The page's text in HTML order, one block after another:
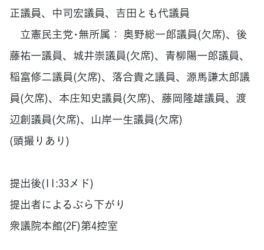
正議員、中司宏議員、吉田とも代議員
立憲民主党･無所属： 奥野総一郎議員(欠席)、後
藤祐一議員、城井崇議員(欠席)、青柳陽一郎議員、
稲富修二議員(欠席)、落合貴之議員、源馬謙太郎議
員(欠席)、本庄知史議員(欠席)、藤岡隆雄議員、渡
辺創議員(欠席)、山岸一生議員(欠席)
(頭撮りあり)
提出後(11:33メド)
提出者によるぶら下がり
衆議院本館(2F)第4控室